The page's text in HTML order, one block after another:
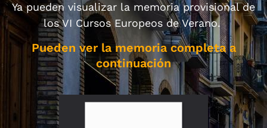
Ya pueden visualizar la memoria provisional de
los VI Cursos Europeos de Verano.
Pueden ver la memoria completa a
continuación